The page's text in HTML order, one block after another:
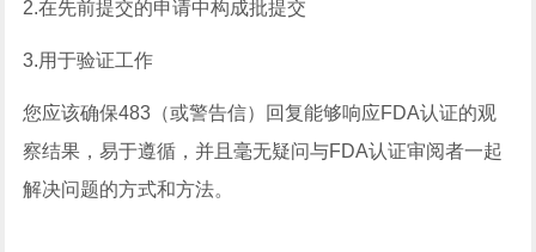
2.在先前提交的申请中构成批提交
3.用于验证工作
您应该确保483（或警告信）回复能够响应FDA认证的观
察结果，易于遵循，并且毫无疑问与FDA认证审阅者一起
解决问题的方式和方法。